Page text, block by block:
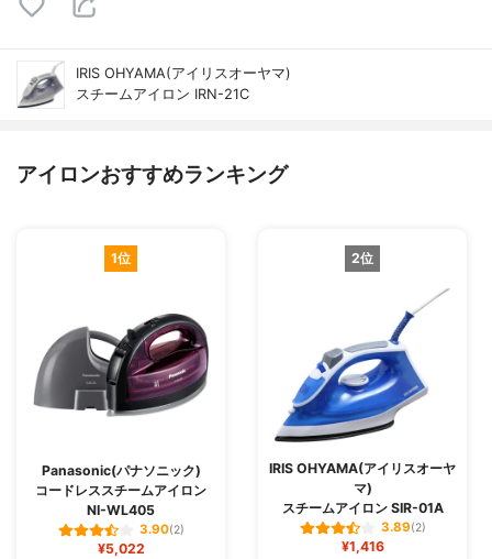
IRIS OHYAMA(アイリスオーヤマ)
スチームアイロン IRN-21C
アイロンおすすめランキング
1位
Panasonic(パナソニック)
コードレススチームアイロン
NI-WL405
3.90(2)
¥5,022
2位
IRIS OHYAMA(アイリスオーヤ
マ)
スチームアイロン SIR-01A
3.89(2)
¥1,416